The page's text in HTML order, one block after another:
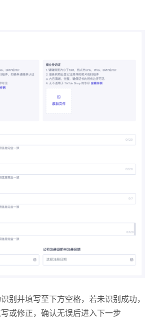
别并填写至下方空格，若未识别成功，
或修正，确认无误后进入下一步